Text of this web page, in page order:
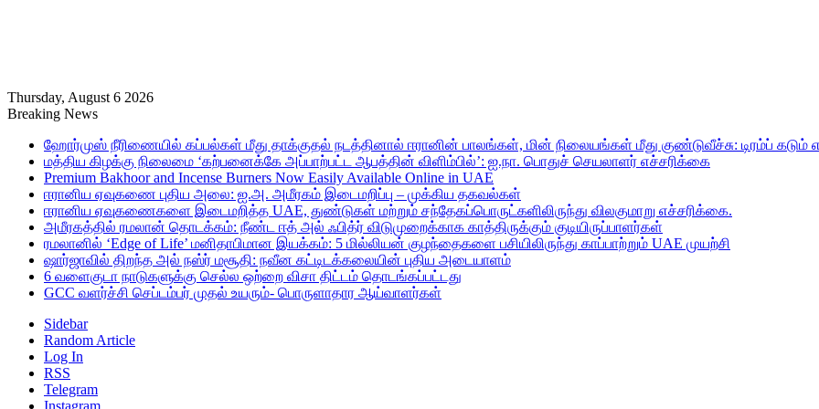
Thursday, August 6 2026
Breaking News
ஹோர்முஸ் நீரிணையில் கப்பல்கள் மீது தாக்குதல் நடத்தினால் ஈரானின் பாலங்கள், மின் நிலையங்கள் மீது குண்டுவீச்சு: டிரம்ப் கடும்
மத்திய கிழக்கு நிலைமை ‘கற்பனைக்கே அப்பாற்பட்ட ஆபத்தின் விளிம்பில்’: ஐ.நா. பொதுச் செயலாளர் எச்சரிக்கை
Premium Bakhoor and Incense Burners Now Easily Available Online in UAE
ஈரானிய ஏவுகணை புதிய அலை: ஐ.அ. அமீரகம் இடைமறிப்பு – முக்கிய தகவல்கள்
ஈரானிய ஏவுகணைகளை இடைமறித்த UAE, துண்டுகள் மற்றும் சந்தேகப்பொருட்களிலிருந்து விலகுமாறு எச்சரிக்கை.
அமீரகத்தில் ரமலான் தொடக்கம்: நீண்ட ஈத் அல் ஃபித்ர் விடுமுறைக்காக காத்திருக்கும் குடியிருப்பாளர்கள்
ரமலானில் ‘Edge of Life’ மனிதாபிமான இயக்கம்: 5 மில்லியன் குழந்தைகளை பசியிலிருந்து காப்பாற்றும் UAE முயற்சி
ஷார்ஜாவில் திறந்த அல் நஸ்ர் மசூதி: நவீன கட்டிடக்கலையின் புதிய அடையாளம்
6 வளைகுடா நாடுகளுக்கு செல்ல ஒற்றை விசா திட்டம் தொடங்கப்பட்டது
GCC வளர்ச்சி செப்டம்பர் முதல் உயரும்- பொருளாதார ஆய்வாளர்கள்
Sidebar
Random Article
Log In
RSS
Telegram
Instagram